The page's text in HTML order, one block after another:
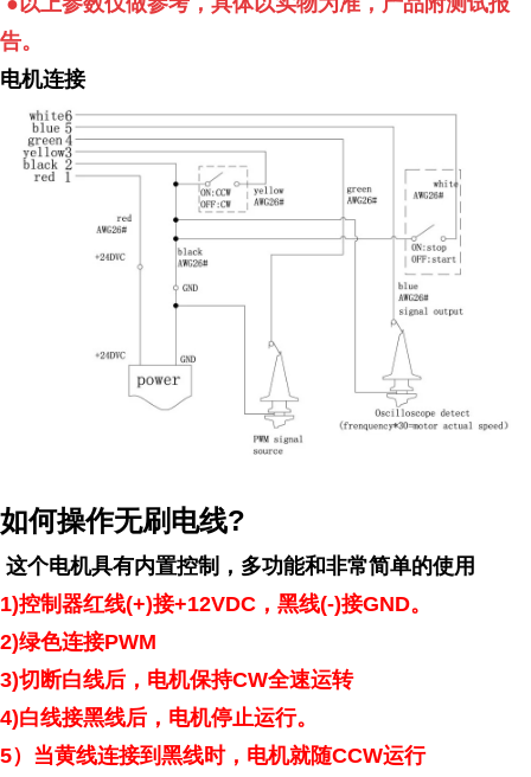
告。
电机连接
如何操作无刷电线?
这个电机具有内置控制，多功能和非常简单的使用
1)控制器红线(+)接+12VDC ，黑线(-)接GND。
2)绿色连接PWM
3)切断白线后，电机保持CW全速运转
4)白线接黑线后，电机停止运行。
5）当黄线连接到黑线时，电机就随CCW运行